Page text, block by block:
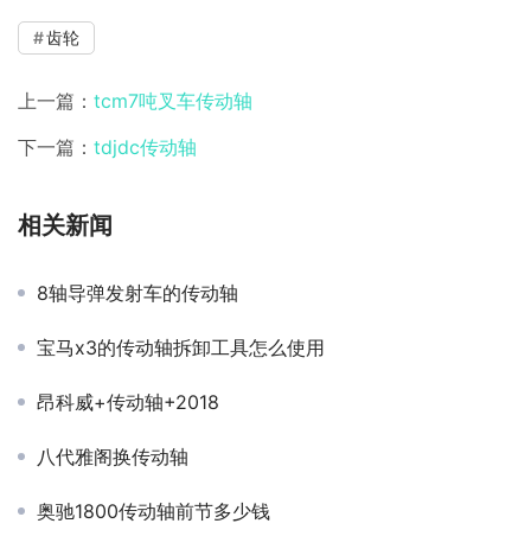
齿轮
上一篇： tcm7吨叉车传动轴
下一篇： tdjdc传动轴
相关新闻
8轴导弹发射车的传动轴
宝马x3的传动轴拆卸工具怎么使用
昂科威+传动轴+2018
八代雅阁换传动轴
奥驰1800传动轴前节多少钱